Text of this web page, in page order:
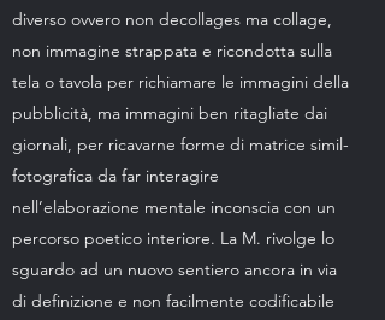
diverso ovvero non decollages ma collage,
non immagine strappata e ricondotta sulla
tela o tavola per richiamare le immagini della
pubblicità, ma immagini ben ritagliate dai
giornali, per ricavarne forme di matrice simil-
fotografica da far interagire
nell’elaborazione mentale inconscia con un
percorso poetico interiore. La M. rivolge lo
sguardo ad un nuovo sentiero ancora in via
di definizione e non facilmente codificabile